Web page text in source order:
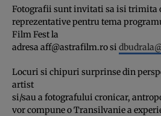
Fotografii sunt invitati sa isi trimita
reprezentative pentru tema
Film Fest la
adresa aff@astrafilm.rosi
Locuri si chipuri surprinse din
artist
si/sau a fotografului cronicar,
vor compune o Transilvanie a